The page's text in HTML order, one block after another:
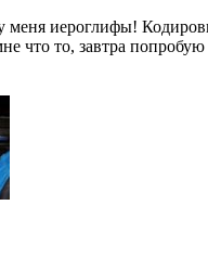
меня иероглифы!
что то, завтра